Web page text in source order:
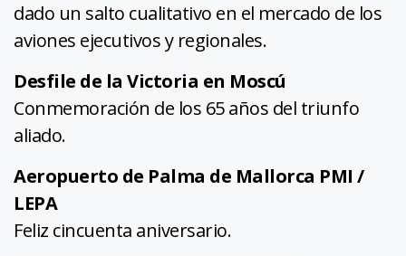
dado un salto cualitativo en el mercado de los
aviones ejecutivos y regionales.
Desfile de la Victoria en Moscú
Conmemoración de los 65 años del triunfo
aliado.
Aeropuerto de Palma de Mallorca PMI /
LEPA
Feliz cincuenta aniversario.